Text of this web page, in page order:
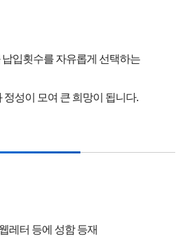
입횟수를 자유롭게 선택하는
성이 모여 큰 희망이 됩니다.
레터 등에 성함 등재